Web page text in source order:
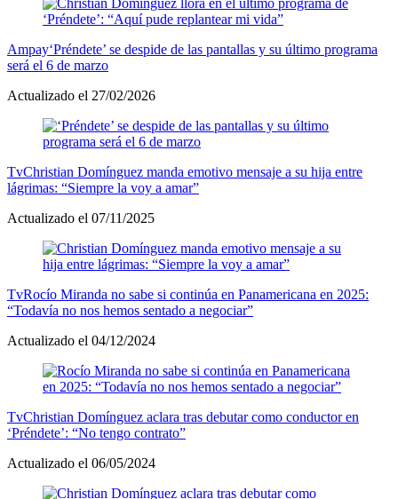
Ampay‘Préndete’ se despide de las pantallas y su último programa
será el 6 de marzo
Actualizado el 27/02/2026
TvChristian Domínguez manda emotivo mensaje a su hija entre
lágrimas: “Siempre la voy a amar”
Actualizado el 07/11/2025
TvRocío Miranda no sabe si continúa en Panamericana en 2025:
“Todavía no nos hemos sentado a negociar”
Actualizado el 04/12/2024
TvChristian Domínguez aclara tras debutar como conductor en
‘Préndete’: “No tengo contrato”
Actualizado el 06/05/2024